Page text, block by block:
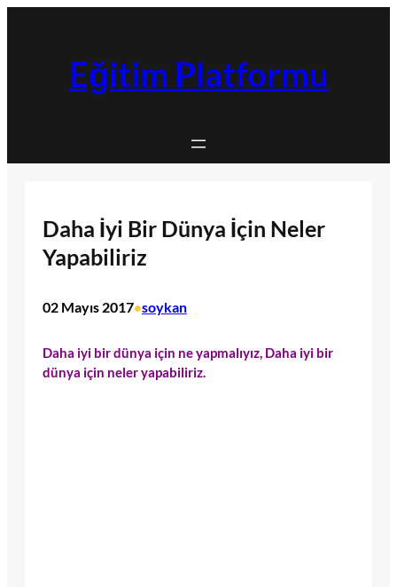
Eğitim Platformu
Daha İyi Bir Dünya İçin Neler
Yapabiliriz
02 Mayıs 2017•soykan
Daha iyi bir dünya için ne yapmalıyız, Daha iyi bir
dünya için neler yapabiliriz.